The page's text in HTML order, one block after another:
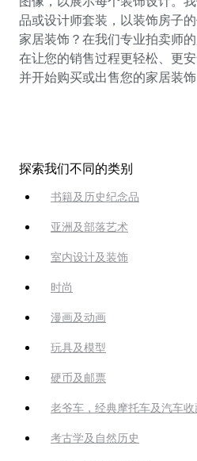
品或设计师套装，以装饰房子
家居装饰？在我们专业拍卖师
在让您的销售过程更轻松、更
并开始购买或出售您的家居装饰
探索我们不同的类别
书籍及历史纪念品
亚洲及部落艺术
室内设计及装饰
时尚
漫画及动画
玩具及模型
硬币及邮票
老爷车，经典摩托车及汽车收
考古学及自然历史